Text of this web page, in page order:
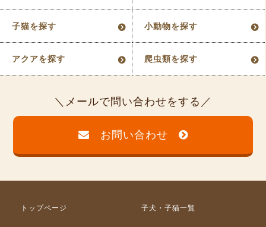
子猫を探す 小動物を探す
アクアを探す 爬虫類を探す
メールで問い合わせをする
お問い合わせ
トップページ 子犬・子猫一覧